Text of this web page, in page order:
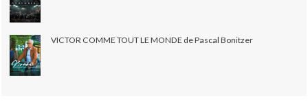
VICTOR COMME TOUT LE MONDE de Pascal Bonitzer